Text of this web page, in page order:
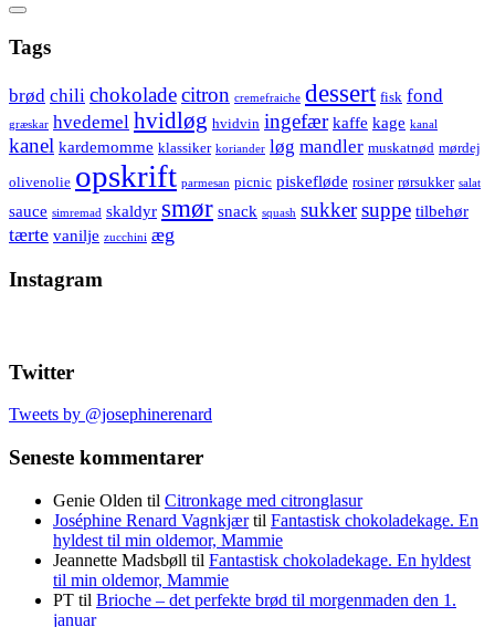
Show
sidebar
Header
Wrapper
Tags
brød chili chokoladecitron cremefraiche dessert fisk fond
græskar hvedemel hvidløg hvidvin ingefær kaffe kage kanal
kanel kardemomme klassiker koriander løg mandler muskatnød mørdej
olivenolie opskrift parmesan picnic piskefløde rosiner rørsukker salat
sauce simremad skaldyr smør snack squash sukkersuppe tilbehør
tærte vanilje zucchini æg
Instagram
Twitter
Tweets by @josephinerenard
Seneste kommentarer
Genie Olden til Citronkage med citronglasur
Joséphine Renard Vagnkjærtil Fantastisk chokoladekage. En
hyldest til min oldemor, Mammie
Jeannette Madsbøll til Fantastisk chokoladekage. En hyldest
til min oldemor, Mammie
PT til Brioche – det perfekte brød til morgenmaden den 1.
januar